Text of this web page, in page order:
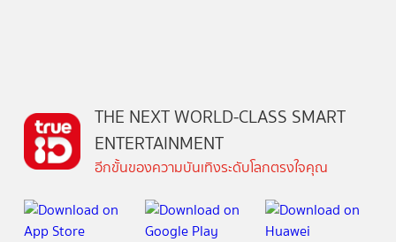
THE NEXT WORLD-CLASS SMART
ENTERTAINMENT
อีกขั้นของความบันเทิงระดับโลกตรงใจคุณ